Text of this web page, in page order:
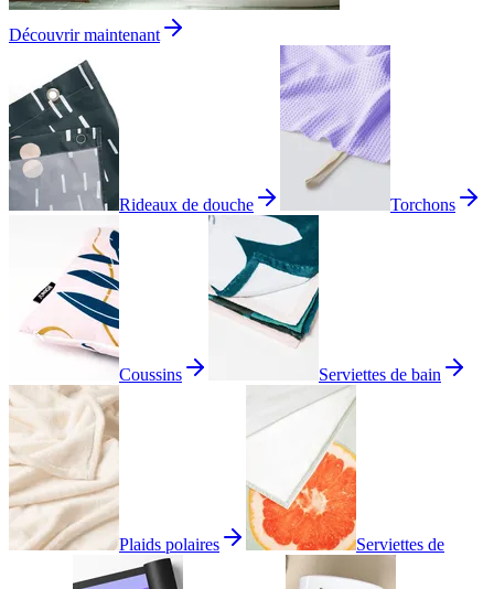
Découvrir maintenant
Rideaux de douche Torchons
Coussins Serviettes de bain
Plaids polaires Serviettes de